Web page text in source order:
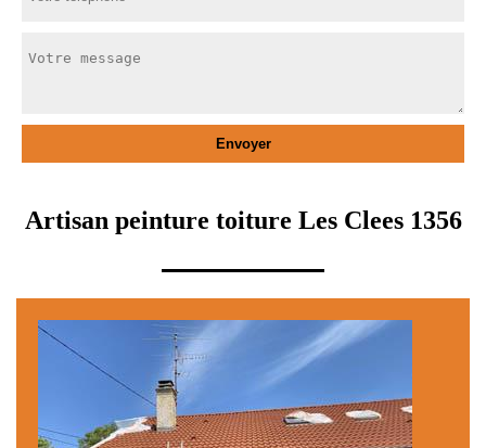
Artisan peinture toiture Les Clees 1356